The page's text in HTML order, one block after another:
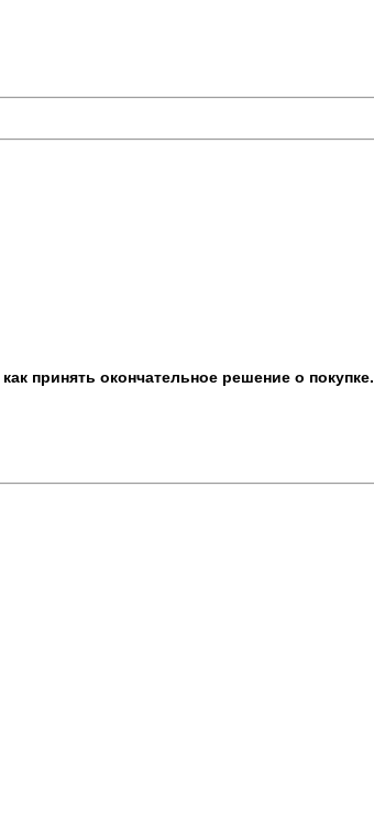
принять окончательное решение о покупке.